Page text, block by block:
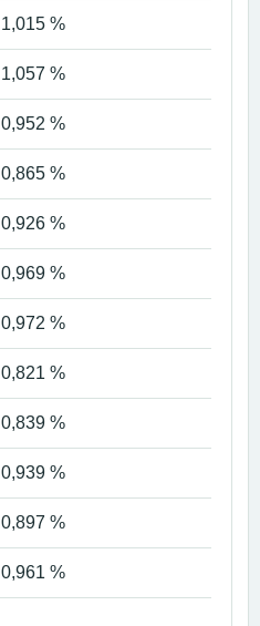
1,015 %
1,057 %
0,952 %
0,865 %
0,926 %
0,969 %
0,972 %
0,821 %
0,839 %
0,939 %
0,897 %
0,961 %